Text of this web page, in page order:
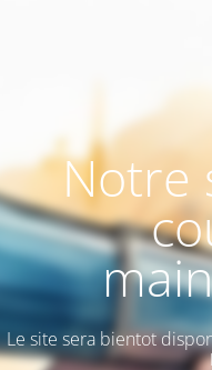
Notre
Le site sera bientot